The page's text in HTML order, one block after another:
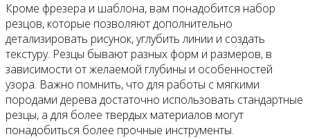
Кроме фрезера и шаблона, вам понадобится набор
резцов, которые позволяют дополнительно
детализировать рисунок, углубить линии и создать
текстуру. Резцы бывают разных форм и размеров, в
зависимости от желаемой глубины и особенностей
узора. Важно помнить, что для работы с мягкими
породами дерева достаточно использовать стандартные
резцы, а для более твердых материалов могут
понадобиться более прочные инструменты.